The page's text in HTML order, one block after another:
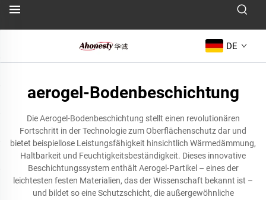
DE
aerogel-Bodenbeschichtung
Die Aerogel-Bodenbeschichtung stellt einen revolutionären
Fortschritt in der Technologie zum Oberflächenschutz dar und
bietet beispiellose Leistungsfähigkeit hinsichtlich Wärmedämmung,
Haltbarkeit und Feuchtigkeitsbeständigkeit. Dieses innovative
Beschichtungssystem enthält Aerogel-Partikel – eines der
leichtesten festen Materialien, das der Wissenschaft bekannt ist –
und bildet so eine Schutzschicht, die außergewöhnliche